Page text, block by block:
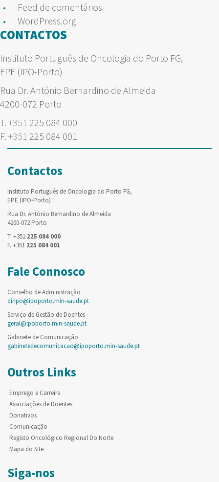
Feed de comentários
WordPress.org
CONTACTOS
Instituto Português de Oncologia do Porto FG,
EPE (IPO-Porto)
Rua Dr. António Bernardino de Almeida
4200-072 Porto
T. +351 225 084 000
F. +351 225 084 001
Contactos
Instituto Português de Oncologia do Porto FG,
EPE (IPO-Porto)
Rua Dr. António Bernardino de Almeida
4200-072 Porto
T. +351 225 084 000
F. +351 225 084 001
Fale Connosco
Conselho de Administração
diripo@ipoporto.min-saude.pt
Serviço de Gestão de Doentes
geral@ipoporto.min-saude.pt
Gabinete de Comunicação
gabinetedecomunicacao@ipoporto.min-saude.pt
Outros Links
Emprego e Carreira
Associações de Doentes
Donativos
Comunicação
Registo Oncológico Regional Do Norte
Mapa do Site
Siga-nos